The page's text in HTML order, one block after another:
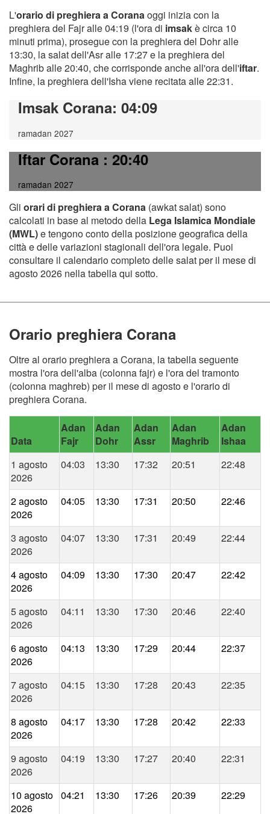
L'orario di preghiera a Coranaoggi inizia con la
preghiera del Fajr alle 04:19 (l'ora di imsakè circa 10
minuti prima), prosegue con la preghiera del Dohr alle
13:30, la salat dell'Asr alle 17:27 e la preghiera del
Maghrib alle 20:40, che corrisponde anche all'ora dell'iftar.
Infine, la preghiera dell'Isha viene recitata alle 22:31.
Imsak Corana: 04:09
ramadan 2027
Iftar Corana: 20:40
ramadan 2027
Gli orari di preghiera a Corana (awkat salat) sono
calcolati in base al metodo della Lega Islamica Mondiale
(MWL)e tengono conto della posizione geografica della
città e delle variazioni stagionali dell'ora legale. Puoi
consultare il calendario completo delle salat per il mese di
agosto 2026 nella tabella qui sotto.
Orario preghiera Corana
Oltre al orario preghiera a Corana, la tabella seguente
mostra l'ora dell'alba (colonna fajr) e l'ora del tramonto
(colonna maghreb) per il mese di agosto e l'orario di
preghiera Corana.
Data
Adan
Fajr
Adan
Dohr
Adan
Assr
Adan
Maghrib
Adan
Ishaa
1 agosto
2026
04:03 13:30 17:32 20:51 22:48
2 agosto
2026
04:05 13:30 17:31 20:50 22:46
3 agosto
2026
04:07 13:30 17:31 20:49 22:44
4 agosto
2026
04:09 13:30 17:30 20:47 22:42
5 agosto
2026
04:11 13:30 17:30 20:46 22:40
6 agosto
2026
04:13 13:30 17:29 20:44 22:37
7 agosto
2026
04:15 13:30 17:28 20:43 22:35
8 agosto
2026
04:17 13:30 17:28 20:42 22:33
9 agosto
2026
04:19 13:30 17:27 20:40 22:31
10 agosto
2026
04:21 13:30 17:26 20:39 22:29